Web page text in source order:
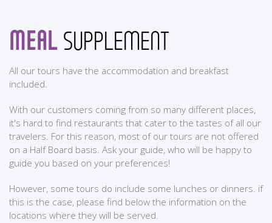
MEALSUPPLEMENT
All our tours have the accommodation and breakfast
included.
With our customers coming from so many different places,
it's hard to find restaurants that cater to the tastes of all our
travelers. For this reason, most of our tours are not offered
on a Half Board basis. Ask your guide, who will be happy to
guide you based on your preferences!
However, some tours do include some lunches or dinners. if
this is the case, please find below the information on the
locations where they will be served.